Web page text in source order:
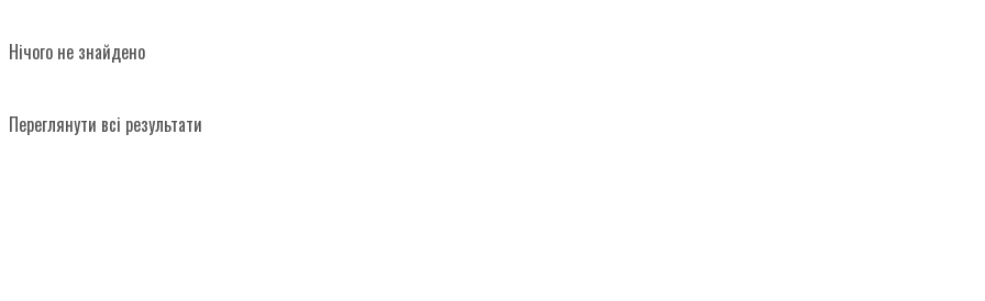
Нічого не знайдено
Переглянути всі результати